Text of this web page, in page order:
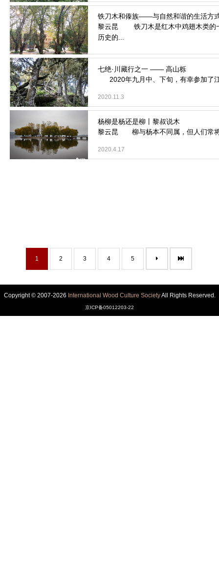
黎云昆 铁刀木是红木中鸡翅木类的
历史的...
2022.12.30
2020年九月中、下旬，有幸参加了
2020.11.3
黎云昆 柳与杨本不同属，但人们常
2020.4.17
1 2 3 4 5
Copyright © 2007-2026 International Wood Culture SocietyAll Rights Reserved.
京ICP备05012203-22